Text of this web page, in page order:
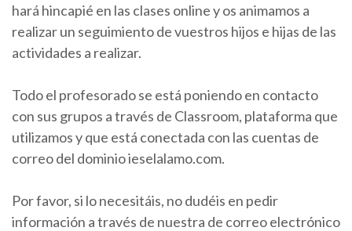
hará hincapié en las clases online y os animamos a
realizar un seguimiento de vuestros hijos e hijas de las
actividades a realizar.
Todo el profesorado se está poniendo en contacto
con sus grupos a través de Classroom, plataforma que
utilizamos y que está conectada con las cuentas de
correo del dominio ieselalamo.com.
Por favor, si lo necesitáis, no dudéis en pedir
información a través de nuestra de correo electrónico